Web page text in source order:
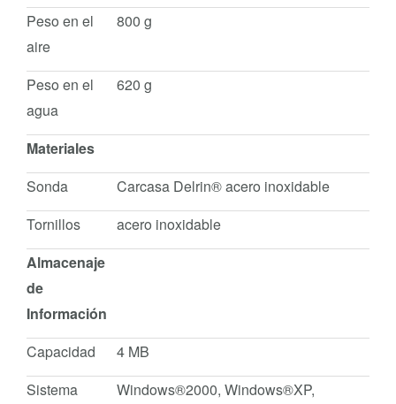
Peso en el
aire
800 g
Peso en el
agua
620 g
Materiales
Sonda
Carcasa Delrin® acero inoxidable
Tornillos
acero inoxidable
Almacenaje
de
Información
Capacidad
4 MB
Sistema
Windows®2000, Windows®XP,